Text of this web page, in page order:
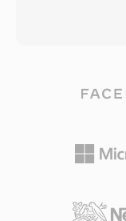
记、多音频
支持使MP4
相机和操作
的支持，确